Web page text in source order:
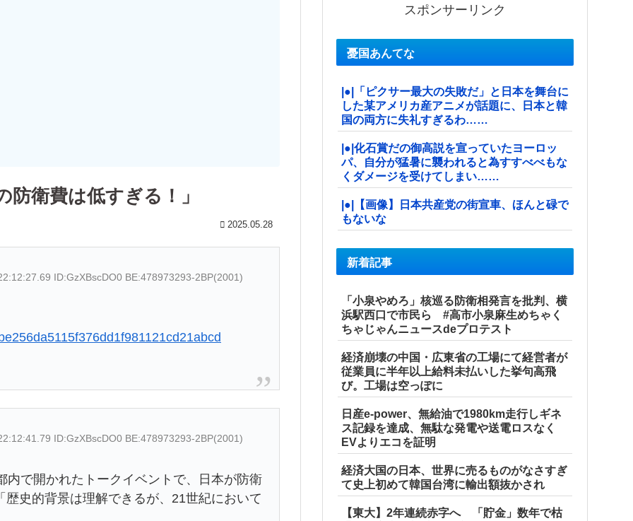
衛費は低すぎる！」
2025.05.28
ID:GzXBscDO0 BE:478973293-2BP(2001)
ID:GzXBscDO0 BE:478973293-2BP(2001)
で開かれたトークイベントで、日本が防衛
史的背景は理解できるが、21世紀において
スポンサーリンク
憂国あんてな
|●|「ピクサー最大の失敗だ」と日本を舞台に
した某アメリカ産アニメが話題に、日本と韓
国の両方に失礼すぎるわ……
|●|化石賞だの御高説を宣っていたヨーロッ
パ、自分が猛暑に襲われると為すすべべもな
くダメージを受けてしまい……
|●|【画像】日本共産党の街宣車、ほんと碌で
もないな
新着記事
「小泉やめろ」核巡る防衛相発言を批判、横
浜駅西口で市民ら #高市小泉麻生めちゃく
ちゃじゃんニュースdeプロテスト
経済崩壊の中国・広東省の工場にて経営者が
従業員に半年以上給料未払いした挙句高飛
び。工場は空っぽに
日産e-power、無給油で1980km走行しギネ
ス記録を達成、無駄な発電や送電ロスなく
EVよりエコを証明
経済大国の日本、世界に売るものがなさすぎ
て史上初めて韓国台湾に輸出額抜かされ
【東大】2年連続赤字へ 「貯金」数年で枯